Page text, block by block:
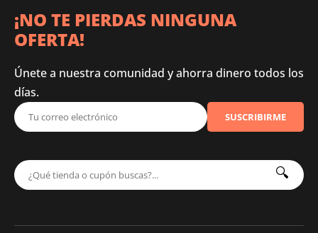
¡NO TE PIERDAS NINGUNA
OFERTA!
Únete a nuestra comunidad y ahorra dinero todos los
días.
SUSCRIBIRME
🔍